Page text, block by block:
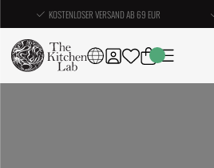
KOSTENLOSER VERSAND AB 69 EUR